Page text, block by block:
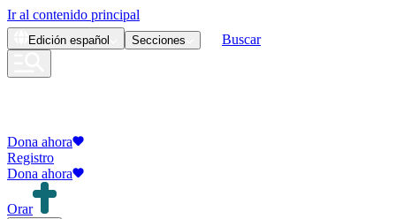
Ir al contenido principal
Edición español Secciones Buscar
Dona ahora
Registro
Dona ahora
Orar